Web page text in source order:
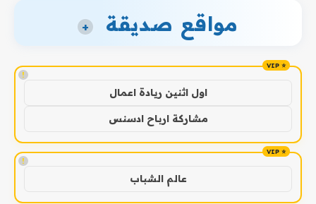
مواقع صديقة +
!
اول اثنين ريادة اعمال
مشاركة ارباح ادسنس
!
عالم الشباب